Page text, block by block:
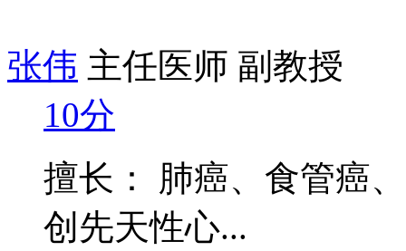
张伟 主任医师 副教授
10分
擅长： 肺癌、食管癌
创先天性心...